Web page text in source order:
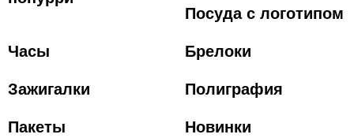
Посуда с логотипом
Часы
Брелоки
Зажигалки
Полиграфия
Пакеты
Новинки